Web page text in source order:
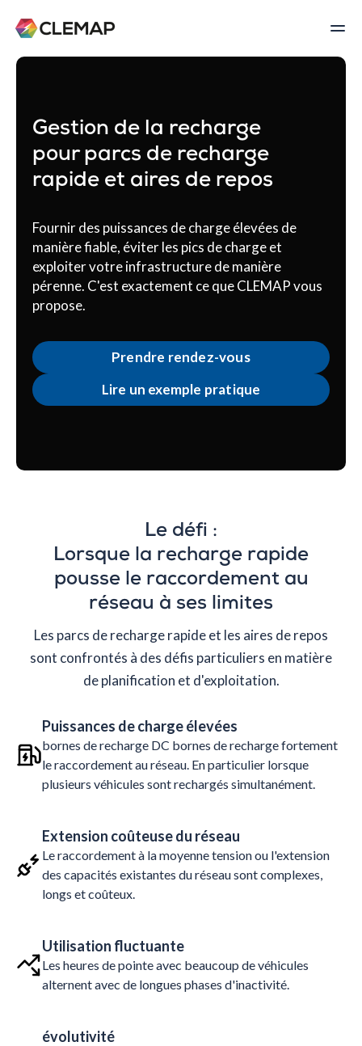
Gestion de la recharge
pour parcs de recharge
rapide et aires de repos
Fournir des puissances de charge élevées de
manière fiable, éviter les pics de charge et
exploiter votre infrastructure de manière
pérenne. C'est exactement ce que CLEMAP vous
propose.
Prendre rendez-vous
Lire un exemple pratique
Le défi :
Lorsque la recharge rapide
pousse le raccordement au
réseau à ses limites
Les parcs de recharge rapide et les aires de repos
sont confrontés à des défis particuliers en matière
de planification et d'exploitation.
Puissances de charge élevées
bornes de recharge DC bornes de recharge fortement
le raccordement au réseau. En particulier lorsque
plusieurs véhicules sont rechargés simultanément.
Extension coûteuse du réseau
Le raccordement à la moyenne tension ou l'extension
des capacités existantes du réseau sont complexes,
longs et coûteux.
Utilisation fluctuante
Les heures de pointe avec beaucoup de véhicules
alternent avec de longues phases d'inactivité.
évolutivité